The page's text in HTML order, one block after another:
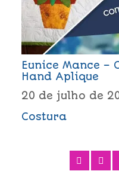
Eunice Mance –
Hand Aplique
20 de julho de
Costura